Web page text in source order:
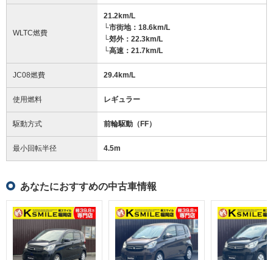
WLTC燃費
21.2km/L
└市街地：18.6km/L
└郊外：22.3km/L
└高速：21.7km/L
JC08燃費 29.4km/L
使用燃料 レギュラー
駆動方式 前輪駆動（FF）
最小回転半径 4.5m
あなたにおすすめの中古車情報